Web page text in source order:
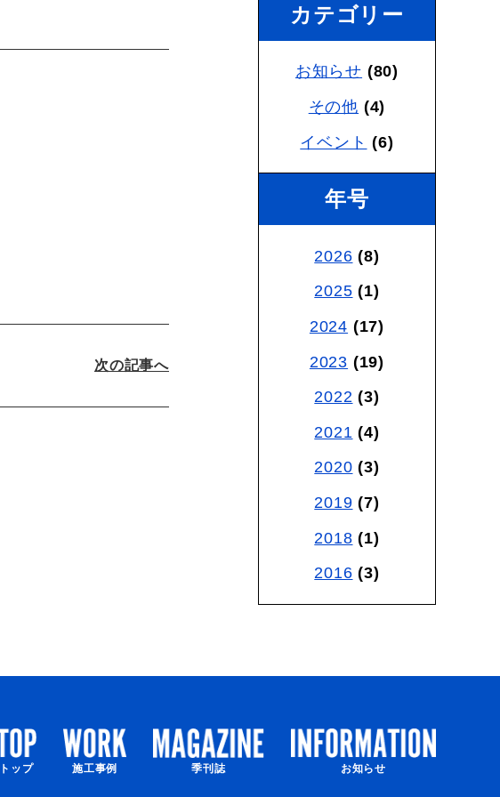
次の記事へ
カテゴリー
お知らせ (80)
その他 (4)
イベント (6)
年号
2026 (8)
2025 (1)
2024 (17)
2023 (19)
2022 (3)
2021 (4)
2020 (3)
2019 (7)
2018 (1)
2016 (3)
トップ 施工事例 季刊誌 お知らせ